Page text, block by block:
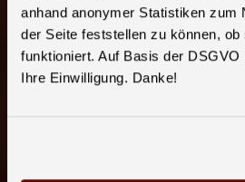
anhand anonymer Statistiken zum
der Seite feststellen zu können, ob
funktioniert. Auf Basis der DSGVO
Ihre Einwilligung. Danke!